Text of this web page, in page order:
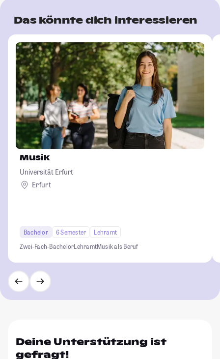
Das könnte dich interessieren
Musik
Universität Erfurt
Erfurt
Bachelor 6 Semester
Lehramt
Zwei-Fach-BachelorLehramtMusik als Beruf
Deine Unterstützung ist
gefragt!